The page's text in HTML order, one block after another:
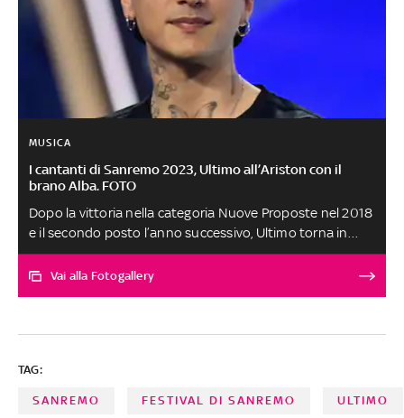
MUSICA
I cantanti di Sanremo 2023, Ultimo all’Ariston con il
brano Alba. FOTO
Dopo la vittoria nella categoria Nuove Proposte nel 2018
e il secondo posto l’anno successivo, Ultimo torna in
gara al Festival di Sanremo (LA SCALETTA DELLA PRIMA
SERATA) con la canzone Alba
Vai alla Fotogallery
TAG:
SANREMO FESTIVAL DI SANREMO ULTIMO